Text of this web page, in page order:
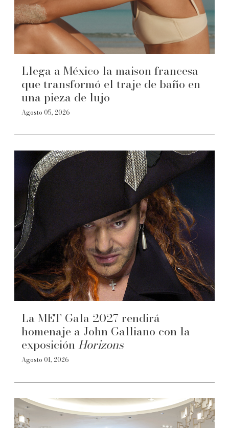
Llega a México la maison francesa
que transformó el traje de baño en
una pieza de lujo
Agosto 05, 2026
La MET Gala 2027 rendirá
homenaje a John Galliano con la
exposición Horizons
Agosto 01, 2026